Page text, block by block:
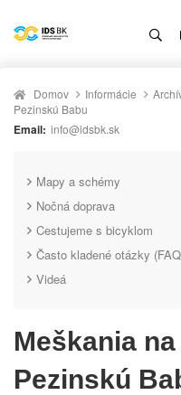
Domov Informácie
Pezinskú Babu
Email: info@idsbk.sk
Mapy a schémy
Nočná doprava
Cestujeme s bicyklom
Často kladené otázky
Videá
Meškania
Pezinskú